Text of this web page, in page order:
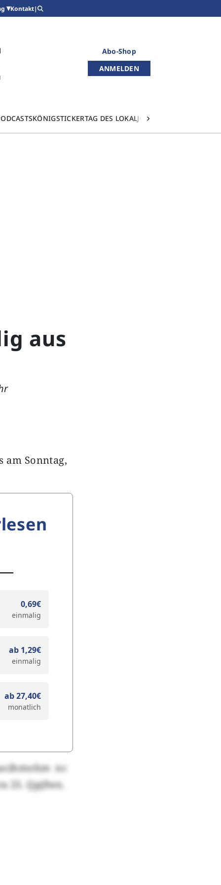
Kontakt|
Abo-Shop
ANMELDEN
KÖNIGSTICKERTAG DES LOKALJOURNALISMUS
aus
am Sonntag,
0,69€
einmalig
ab 1,29€
einmalig
ab 27,40€
monatlich
nc
25. Qpjfwn.